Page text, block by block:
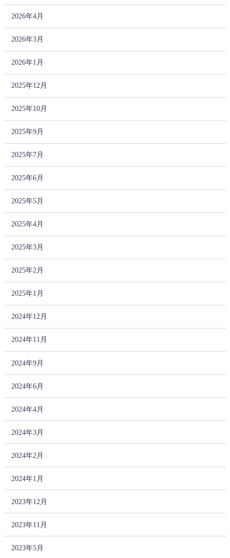
2026年4月
2026年3月
2026年1月
2025年12月
2025年10月
2025年9月
2025年7月
2025年6月
2025年5月
2025年4月
2025年3月
2025年2月
2025年1月
2024年12月
2024年11月
2024年9月
2024年6月
2024年4月
2024年3月
2024年2月
2024年1月
2023年12月
2023年11月
2023年5月